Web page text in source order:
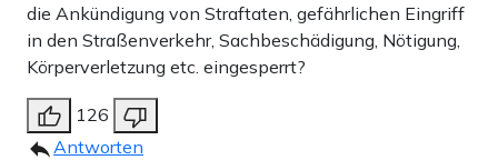
die Ankündigung von Straftaten, gefährlichen Eingriff
in den Straßenverkehr, Sachbeschädigung, Nötigung,
Körperverletzung etc. eingesperrt?
126
Antworten